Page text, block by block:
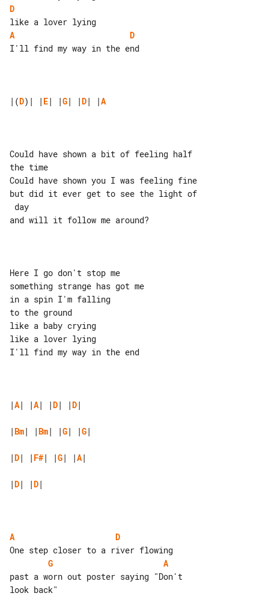
D
A
D
I'll find my way in the end
|(D)| | E| |G| |D| |A
Could have shown a bit of feeling half
the time
Could have shown you I was feeling fine
but did it ever get to see the light of
and will it follow me around?
Here I go don't stop me
something strange has got me
in a spin I'm falling
to the ground
like a baby crying
like a lover lying
I'll find my way in the end
|A| |A| |D| |D|
|Bm| |Bm| |G| |G|
|D| | F#| |G| |A|
|D| |D|
A
D
G
A
past a worn out poster saying "Don't
look back"